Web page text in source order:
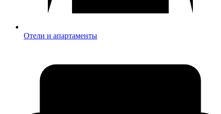
Отели и апартаменты